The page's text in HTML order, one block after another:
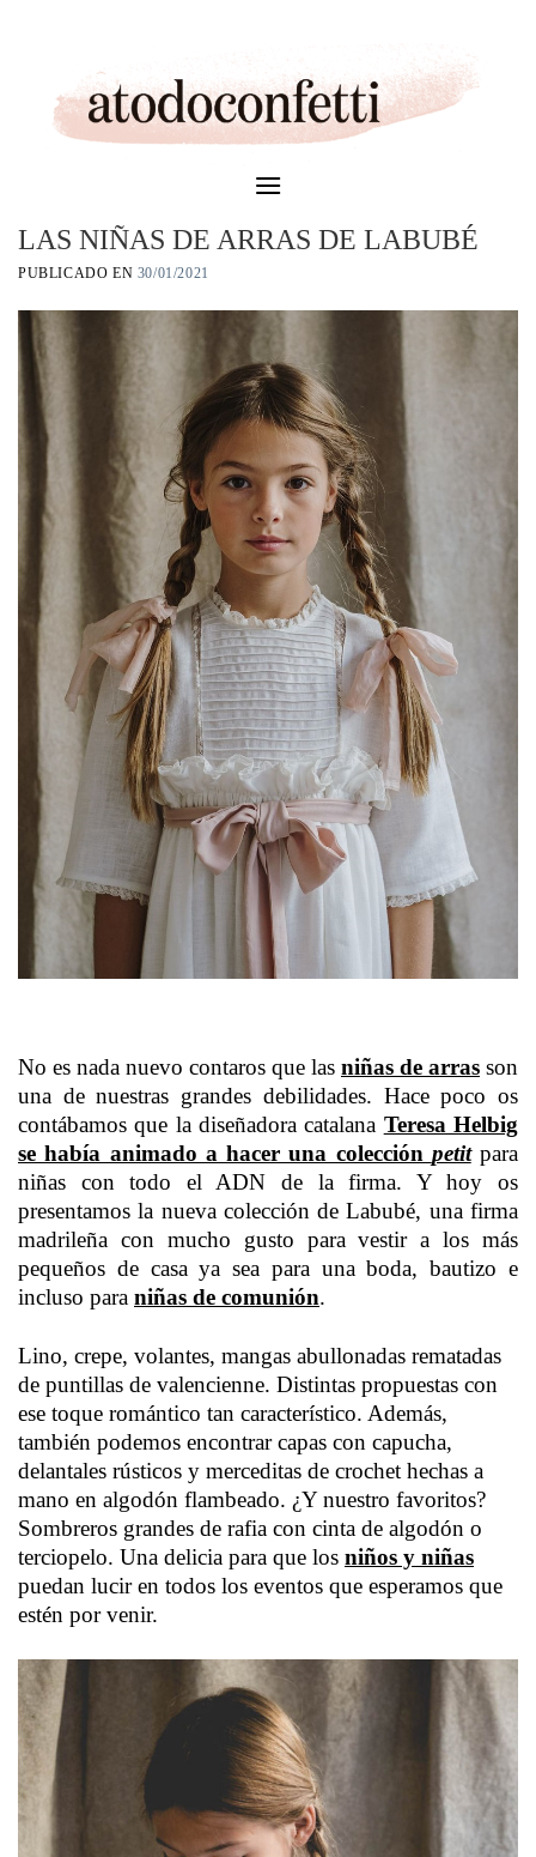
LAS NIÑAS DE ARRAS DE LABUBÉ
PUBLICADO EN 30/01/2021
No es nada nuevo contaros que las niñas de arras son
una de nuestras grandes debilidades. Hace poco os
contábamos que la diseñadora catalana Teresa Helbig
se había animado a hacer una colección petitpara
niñas con todo el ADN de la firma. Y hoy os
presentamos la nueva colección de Labubé, una firma
madrileña con mucho gusto para vestir a los más
pequeños de casa ya sea para una boda, bautizo e
incluso para niñas de comunión.
Lino, crepe, volantes, mangas abullonadas rematadas
de puntillas de valencienne. Distintas propuestas con
ese toque romántico tan característico. Además,
también podemos encontrar capas con capucha,
delantales rústicos y merceditas de crochet hechas a
mano en algodón flambeado. ¿Y nuestro favoritos?
Sombreros grandes de rafia con cinta de algodón o
terciopelo. Una delicia para que los niños y niñas
puedan lucir en todos los eventos que esperamos que
estén por venir.